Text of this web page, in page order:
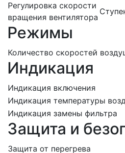
Регулировка скорости
вращения вентилятора
Режимы
Количество скоростей
Индикация
Индикация включения
Индикация температуры
Индикация замены фильтра
Защита и
Защита от перегрева